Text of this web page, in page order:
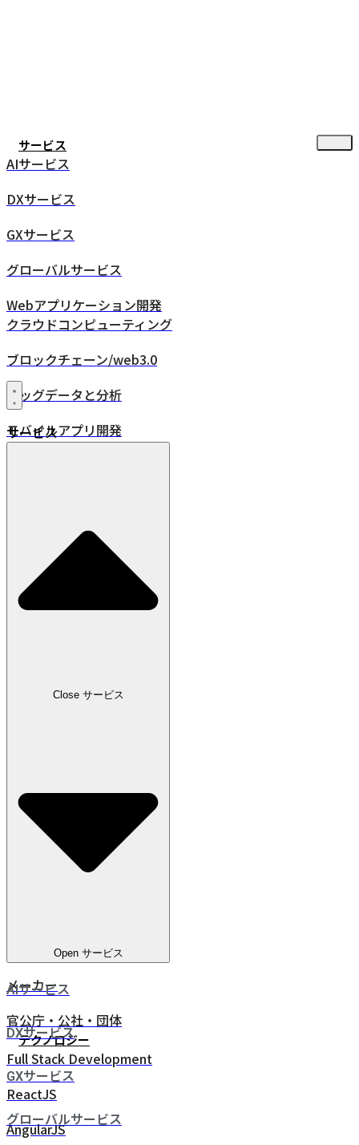
サービス
AIサービス
DXサービス
GXサービス
グローバルサービス
Webアプリケーション開発
クラウドコンピューティング
ブロックチェーン/web3.0
ビッグデータと分析
モバイルアプリ開発
DevOps
IoT
広告・メディア
ヘルスケア
電気・ガス・水道
金融サービス
鉄道・物流
メーカー
官公庁・公社・団体
テクノロジー
Full Stack Development
ReactJS
AngularJS
サービス
Close サービス
Open サービス
AIサービス
DXサービス
GXサービス
グローバルサービス